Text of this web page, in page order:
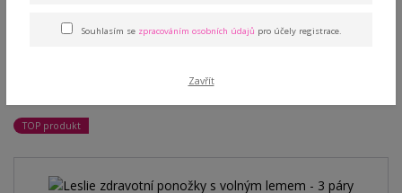
volným lemem - 3 páry
TOP produkt
Souhlasím se zpracováním osobních údajů pro účely registrace.
Zavřít